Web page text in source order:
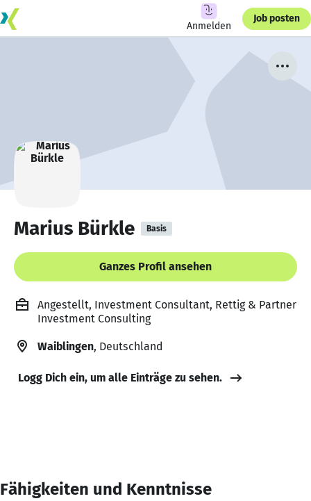
Anmelden
Job posten
Marius Bürkle Basis
Ganzes Profil ansehen
Angestellt, Investment Consultant, Rettig & Partner
Investment Consulting
Waiblingen, Deutschland
Logg Dich ein, um alle Einträge zu sehen.
Fähigkeiten und Kenntnisse